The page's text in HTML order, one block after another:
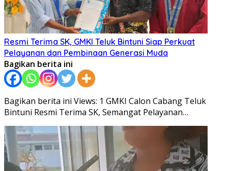
Resmi Terima SK, GMKI Teluk Bintuni Siap Perkuat
Pelayanan dan Pembinaan Generasi Muda
Bagikan berita ini
Bagikan berita ini Views: 1 GMKI Calon Cabang Teluk
Bintuni Resmi Terima SK, Semangat Pelayanan…